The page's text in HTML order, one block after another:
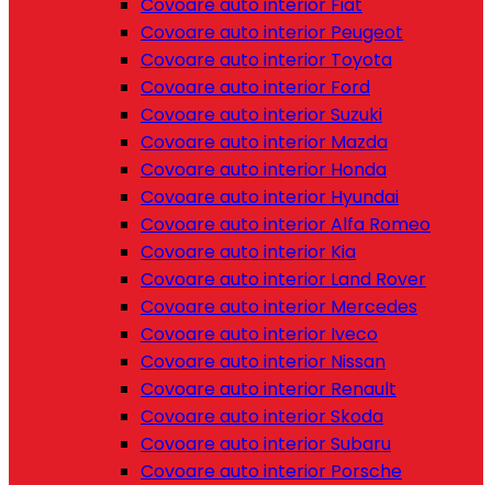
Covoare auto interior Peugeot
Covoare auto interior Toyota
Covoare auto interior Ford
Covoare auto interior Suzuki
Covoare auto interior Mazda
Covoare auto interior Honda
Covoare auto interior Hyundai
Covoare auto interior Alfa Romeo
Covoare auto interior Kia
Covoare auto interior Land Rover
Covoare auto interior Mercedes
Covoare auto interior Iveco
Covoare auto interior Nissan
Covoare auto interior Renault
Covoare auto interior Skoda
Covoare auto interior Subaru
Covoare auto interior Porsche